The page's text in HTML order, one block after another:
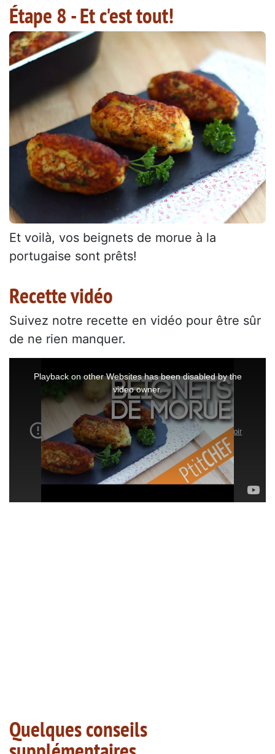
Étape 8 - Et c'est tout!
Et voilà, vos beignets de morue à la
portugaise sont prêts!
Recette vidéo
Suivez notre recette en vidéo pour être sûr
de ne rien manquer.
Playback on other Websites has been disabled by the
video owner.
Quelques conseils